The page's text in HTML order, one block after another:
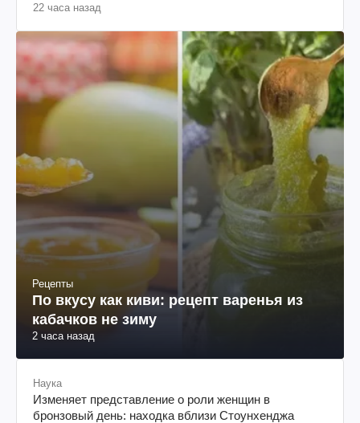
22 часа назад
Рецепты
По вкусу как киви: рецепт варенья из
кабачков не зиму
2 часа назад
Наука
Изменяет представление о роли женщин в
бронзовый день: находка вблизи Стоунхенджа